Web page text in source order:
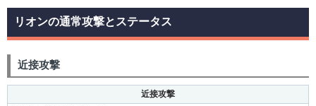
リオンの通常攻撃とステータス
近接攻撃
近接攻撃